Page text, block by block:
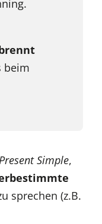
beim
Present Simple,
sprechen (z.B.